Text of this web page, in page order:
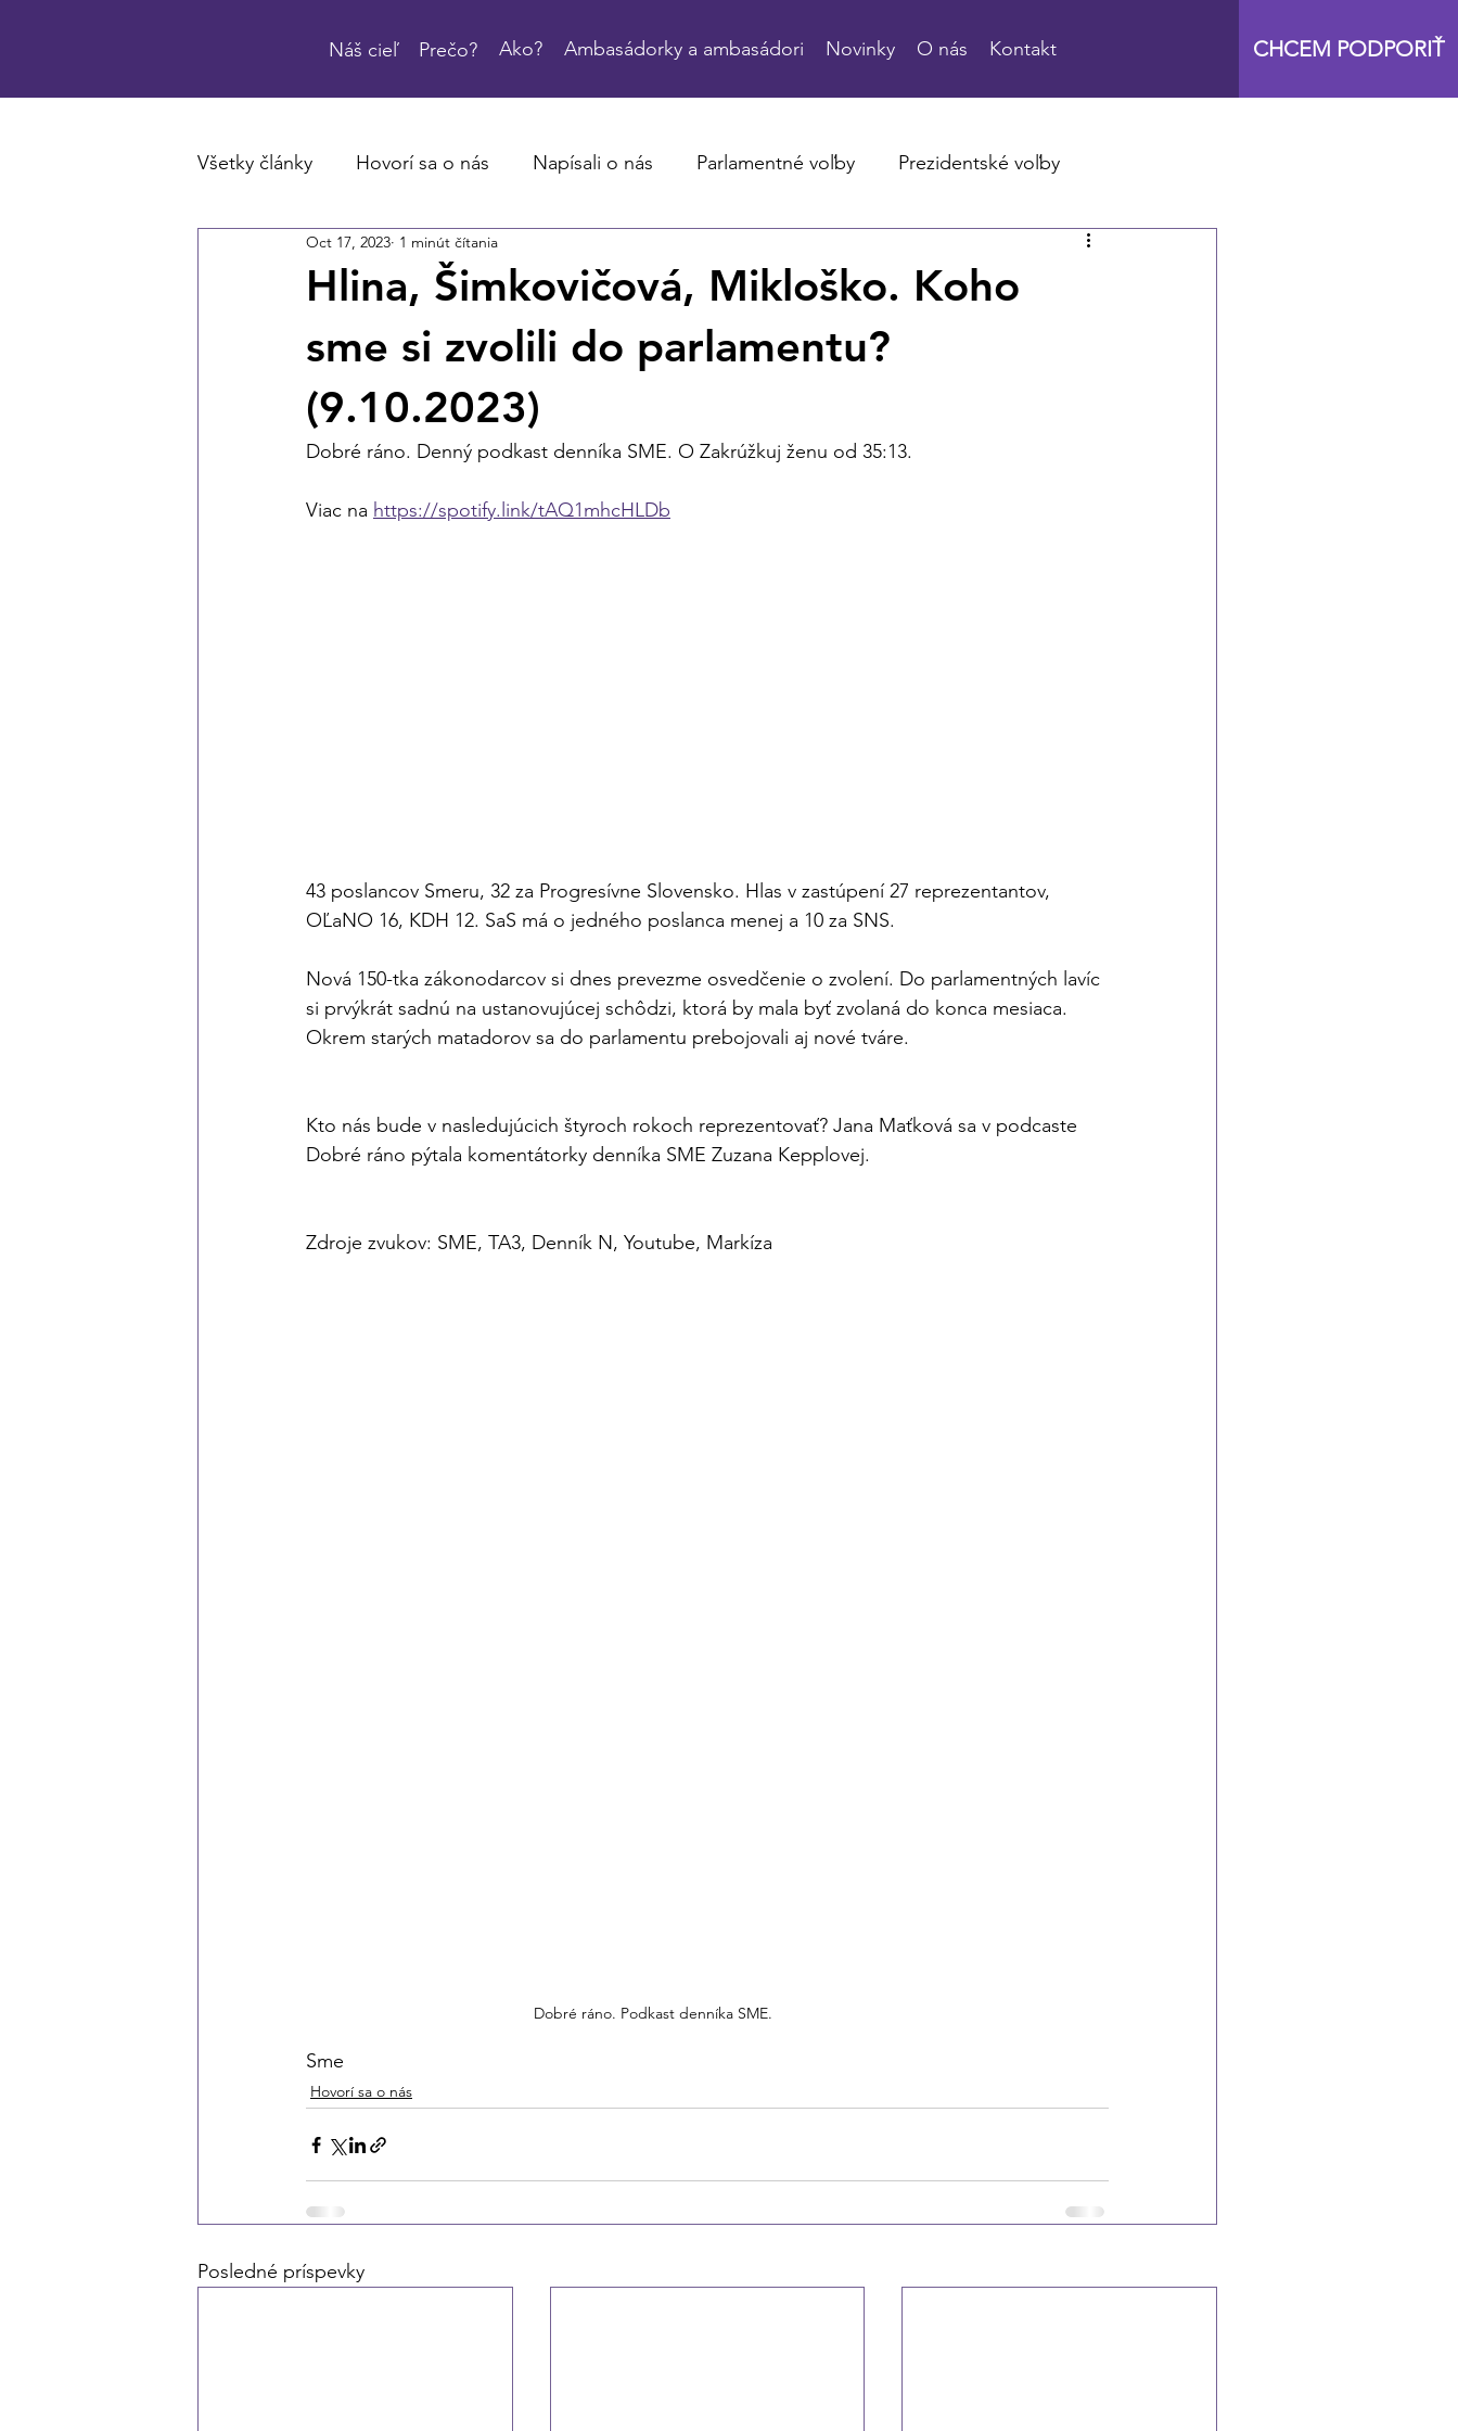
Náš cieľ Prečo? Ako? Ambasádorky a ambasádori Novinky O nás Kontakt CHCEM PODPORIŤ
Všetky články Hovorí sa o nás Napísali o nás Parlamentné voľby Prezidentské voľby
Hlina, Šimkovičová, Mikloško. Koho
sme si zvolili do parlamentu?
(9.10.2023)
Oct 17, 2023 1 minút čítania
Dobré ráno. Denný podkast denníka SME. O Zakrúžkuj ženu od 35:13.
Viac na https://spotify.link/tAQ1mhcHLDb
43 poslancov Smeru, 32 za Progresívne Slovensko. Hlas v zastúpení 27 reprezentantov,
OĽaNO 16, KDH 12. SaS má o jedného poslanca menej a 10 za SNS.
Nová 150-tka zákonodarcov si dnes prevezme osvedčenie o zvolení. Do parlamentných lavíc
si prvýkrát sadnú na ustanovujúcej schôdzi, ktorá by mala byť zvolaná do konca mesiaca.
Okrem starých matadorov sa do parlamentu prebojovali aj nové tváre.
Kto nás bude v nasledujúcich štyroch rokoch reprezentovať? Jana Maťková sa v podcaste
Dobré ráno pýtala komentátorky denníka SME Zuzana Kepplovej.
Zdroje zvukov: SME, TA3, Denník N, Youtube, Markíza
Dobré ráno. Podkast denníka SME.
Sme
Hovorí sa o nás
Posledné príspevky